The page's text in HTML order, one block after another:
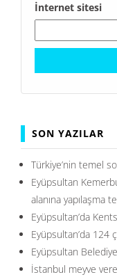
İnternet sitesi
SON YAZILAR
Türkiye’nin temel
Eyüpsultan
alanına yapılaşma
Eyüpsultan’da
Eyüpsultan’da 124
Eyüpsultan
İstanbul meyve